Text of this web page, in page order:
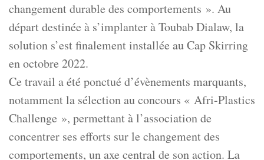
changement durable des comportements ». Au
départ destinée à s’implanter à Toubab Dialaw, la
solution s’est finalement installée au Cap Skirring
en octobre 2022.
Ce travail a été ponctué d’évènements marquants,
notamment la sélection au concours « Afri-Plastics
Challenge », permettant à l’association de
concentrer ses efforts sur le changement des
comportements, un axe central de son action. La